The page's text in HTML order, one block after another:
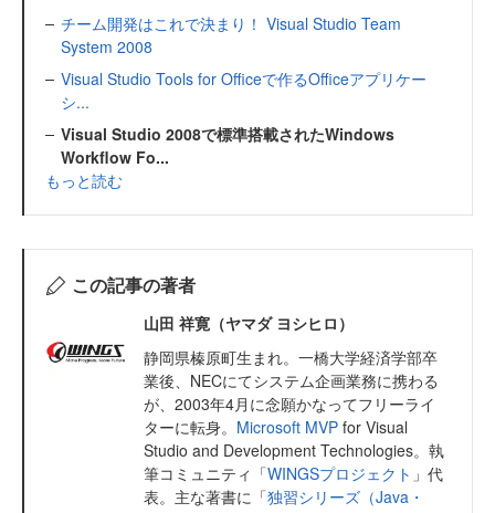
チーム開発はこれで決まり！ Visual Studio Team
System 2008
Visual Studio Tools for Officeで作るOfficeアプリケー
シ...
Visual Studio 2008で標準搭載されたWindows
Workflow Fo...
もっと読む
この記事の著者
山田 祥寛（ヤマダ ヨシヒロ）
静岡県榛原町生まれ。一橋大学経済学部卒
業後、NECにてシステム企画業務に携わる
が、2003年4月に念願かなってフリーライ
ターに転身。 Microsoft MVP for Visual
Studio and Development Technologies。執
筆コミュニティ「WINGSプロジェクト 」代
表。主な著書に「独習シリーズ（Java・